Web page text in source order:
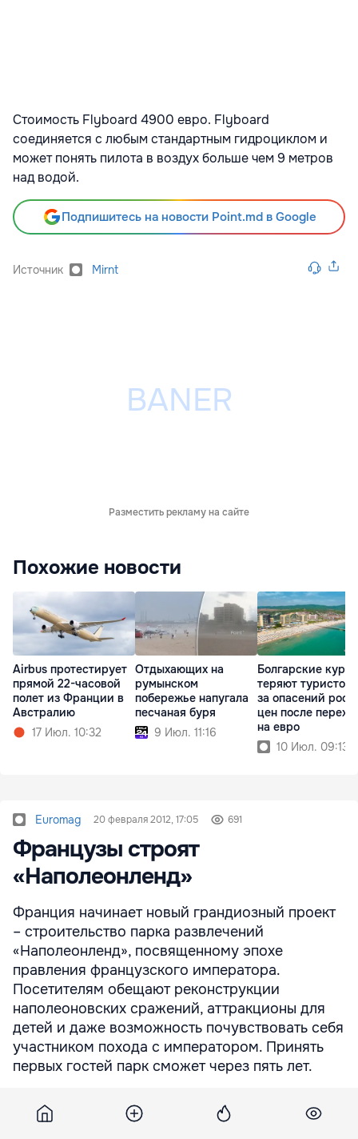
Стоимость Flyboard 4900 евро. Flyboard
соединяется с любым стандартным гидроциклом и
может понять пилота в воздух больше чем 9 метров
над водой.
Подпишитесь на новости Point.md в Google
Источник Mirnt
Разместить рекламу на сайте
Похожие новости
Airbus протестирует
прямой 22-часовой
полет из Франции в
Австралию
17 Июл. 10:32
Отдыхающих на
румынском
побережье напугала
песчаная буря
9 Июл. 11:16
Болгарские
теряют туристов
за опасений
цен после
на евро
10 Июл. 09:13
Euromag 20 февраля 2012, 17:05 691
Французы строят
«Наполеонленд»
Франция начинает новый грандиозный проект
– строительство парка развлечений
«Наполеонленд», посвященному эпохе
правления французского императора.
Посетителям обещают реконструкции
наполеоновских сражений, аттракционы для
детей и даже возможность почувствовать себя
участником похода с императором. Принять
первых гостей парк сможет через пять лет.